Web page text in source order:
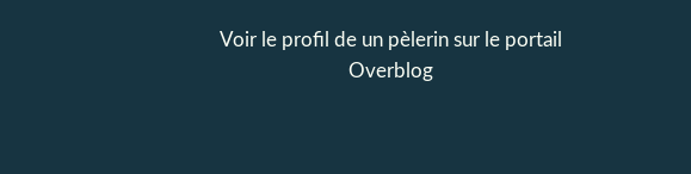
Voir le profil de un pèlerinsur le portail
Overblog